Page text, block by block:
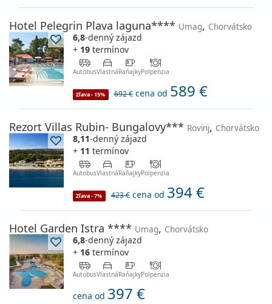
Hotel Pelegrin Plava laguna**** Umag, Chorvátsko
6,8-denný zájazd
+ 19 termínov
AutobusVlastnáRaňajkyPolpenzia
Zľava - 15% 692 € cena od 589 €
Rezort Villas Rubin- Bungalovy*** Rovinj, Chorvátsko
8,11-denný zájazd
+ 11 termínov
AutobusVlastnáRaňajkyPolpenzia
Zľava - 7% 423 € cena od 394 €
Hotel Garden Istra **** Umag, Chorvátsko
6,8-denný zájazd
+ 16 termínov
AutobusVlastnáRaňajkyPolpenzia
cena od 397 €